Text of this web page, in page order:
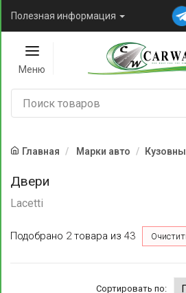
Полезная информация
Меню
Главная Марки авто
Двери
Lacetti
Подобрано 2 товара из 43
Сортировать по: